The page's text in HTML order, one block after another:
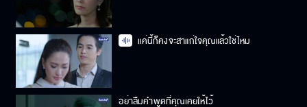
แค่นี้ก็คงจะสาแก่ใจคุณแล้วใช่ไหม
อย่าลืมคำพูดที่คุณเคยให้ไว้